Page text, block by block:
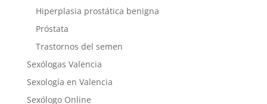
Hiperplasia prostática benigna
Próstata
Trastornos del semen
Sexólogas Valencia
Sexología en Valencia
Sexólogo Online